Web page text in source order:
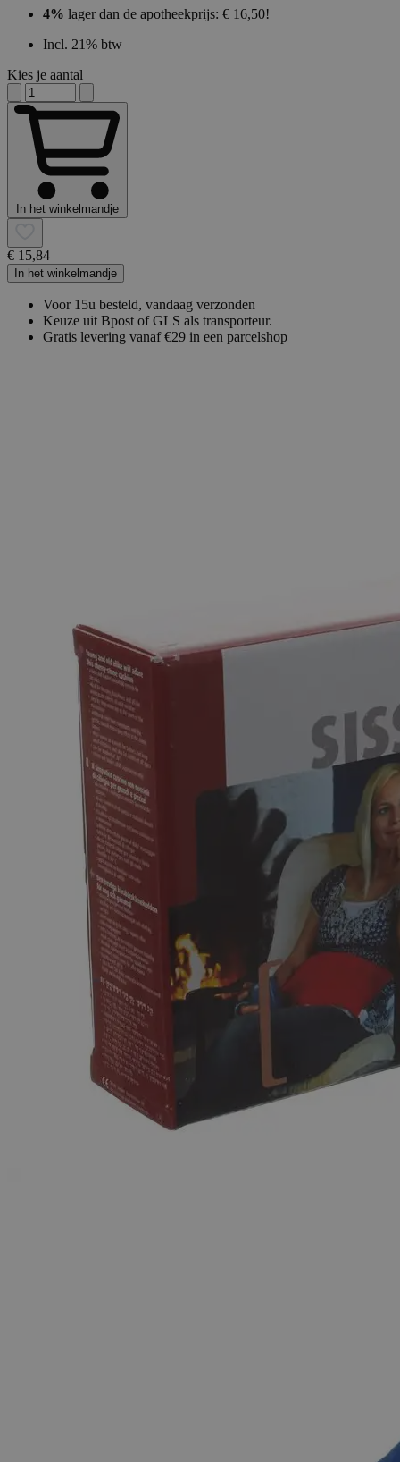
4% lager dan de apotheekprijs: € 16,50!
Incl. 21% btw
Kies je aantal
In het winkelmandje
€ 15,84
In het winkelmandje
Voor 15u besteld, vandaag verzonden
Keuze uit Bpost of GLS als transporteur.
Gratis levering vanaf €29 in een parcelshop